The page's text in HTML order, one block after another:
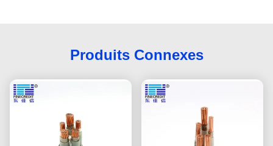
Produits Connexes